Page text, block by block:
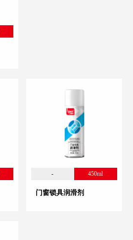
- 450ml
门窗锁具润滑剂